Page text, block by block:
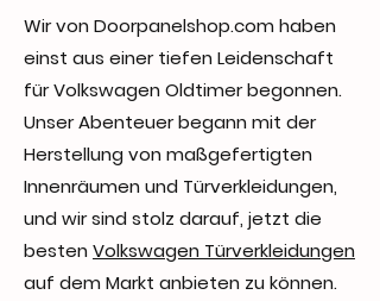
Wir von Doorpanelshop.com haben
einst aus einer tiefen Leidenschaft
für Volkswagen Oldtimer begonnen.
Unser Abenteuer begann mit der
Herstellung von maßgefertigten
Innenräumen und Türverkleidungen,
und wir sind stolz darauf, jetzt die
besten Volkswagen Türverkleidungen
auf dem Markt anbieten zu können.